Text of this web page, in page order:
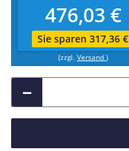
476,03 €
Sie sparen 317,36 €
(zzgl. Versand )